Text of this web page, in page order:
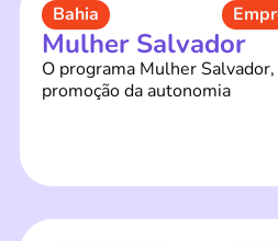
Bahia
Mulher Salvador
O programa Mulher
promoção da autonomia